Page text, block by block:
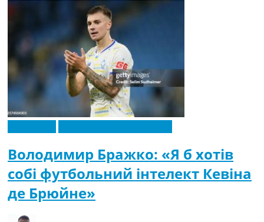
Володимир Бражко: «Я б хотів
собі футбольний інтелект Кевіна
де Брюйне»